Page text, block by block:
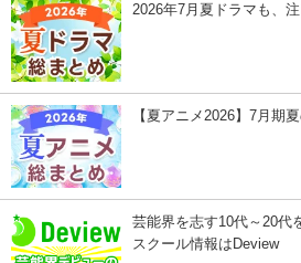
2026年7月夏ドラマも、
【夏アニメ2026】7月期
芸能界を志す10代～20代
スクール情報はDeview